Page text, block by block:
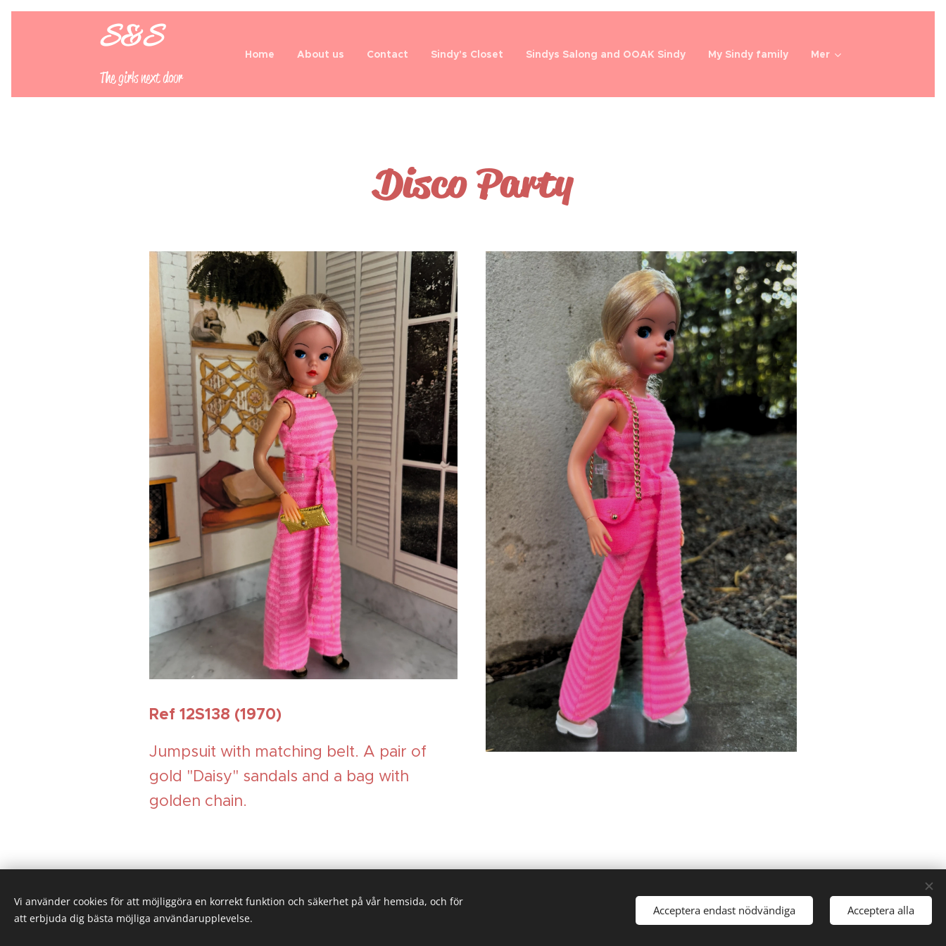
S&S
The girls next door
Home About us Contact Sindy's Closet Sindys Salong and OOAK Sindy My Sindy family Mer
Disco Party
Ref 12S138 (1970)
Jumpsuit with matching belt. A pair of
gold "Daisy" sandals and a bag with
golden chain.
Vi använder cookies för att möjliggöra en korrekt funktion och säkerhet på vår hemsida, och för
att erbjuda dig bästa möjliga användarupplevelse.
Acceptera endast nödvändiga Acceptera alla